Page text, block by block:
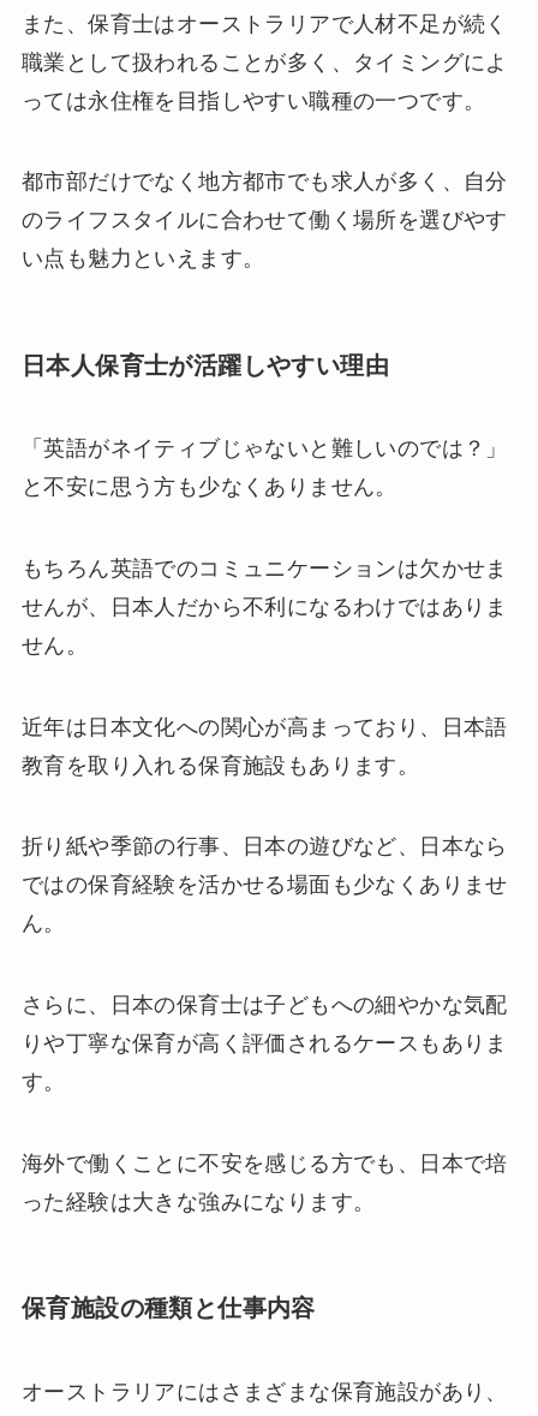
また、保育士はオーストラリアで人材不足が続く
職業として扱われることが多く、タイミングによ
っては永住権を目指しやすい職種の一つです。
都市部だけでなく地方都市でも求人が多く、自分
のライフスタイルに合わせて働く場所を選びやす
い点も魅力といえます。
日本人保育士が活躍しやすい理由
「英語がネイティブじゃないと難しいのでは？」
と不安に思う方も少なくありません。
もちろん英語でのコミュニケーションは欠かせま
せんが、日本人だから不利になるわけではありま
せん。
近年は日本文化への関心が高まっており、日本語
教育を取り入れる保育施設もあります。
折り紙や季節の行事、日本の遊びなど、日本なら
ではの保育経験を活かせる場面も少なくありませ
ん。
さらに、日本の保育士は子どもへの細やかな気配
りや丁寧な保育が高く評価されるケースもありま
す。
海外で働くことに不安を感じる方でも、日本で培
った経験は大きな強みになります。
保育施設の種類と仕事内容
オーストラリアにはさまざまな保育施設があり、